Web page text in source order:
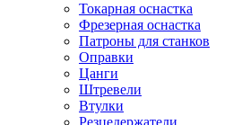
Токарная оснастка
Фрезерная оснастка
Патроны для станков
Оправки
Цанги
Штревели
Втулки
Резцедержатели